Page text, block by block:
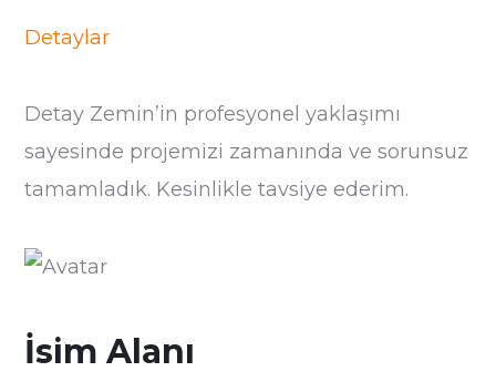
Detaylar
Detay Zemin’in profesyonel yaklaşımı
sayesinde projemizi zamanında ve sorunsuz
tamamladık. Kesinlikle tavsiye ederim.
İsim Alanı